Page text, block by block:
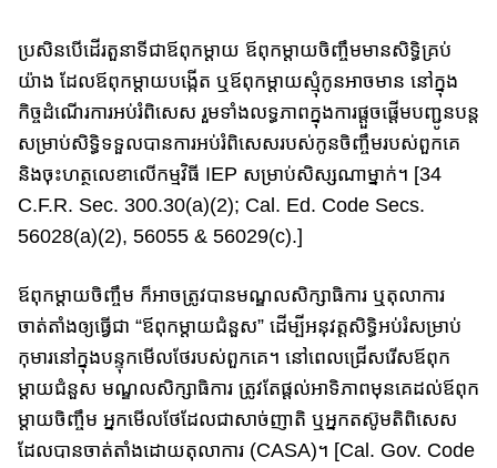
ប្រសិនបើដើរតួនាទីជាឪពុកម្តាយ ឪពុកម្តាយចិញ្ចឹម​មាន​សិទ្ធិ​គ្រប់​
យ៉ាង ​​​ដែល​ឪពុក​​ម្តាយបង្កើត​ ឬ​ឪពុកម្តាយ​ស្មុំកូន​អាច​មាន នៅក្នុង​
កិច្ច​​ដំណើរ​ការ​អប់រំពិសេស រួម​ទាំង​លទ្ធភាព​​ក្នុងការ​ផ្តួចផ្តើមបញ្ជូន​បន្ត​
សម្រាប់​សិទ្ធិទទួលបាន​ការអប់រំពិសេស​​របស់​​កូន​ចិញ្ចឹម​របស់ពួកគេ​
និង​ចុះ​ហត្ថលេខា​​លើកម្មវិធី​ IEP សម្រាប់​សិស្ស​ណា​ម្នាក់។ [34
C.F.R. Sec. 300.30(a)(2); Cal. Ed. Code Secs.
56028(a)(2), 56055 & 56029(c).]
ឪពុកម្តាយ​ចិញ្ចឹម ក៏​អាច​​ត្រូវ​បានមណ្ឌ​លសិក្សា​ធិការ ​ឬ​តុលាការ​ ​
ចាត់តាំង​​​ឲ្យធ្វើជា​ “ឪពុកម្តាយ​ជំនួស​” ដើម្បី​អនុវត្ត​សិទ្ធិ​អប់រំ​សម្រាប់​
កុមារនៅក្នុង​បន្ទុក​មើលថែរបស់​ពួកគេ​។ នៅពេល​ជ្រើសរើស​ឪពុក
ម្តាយ​ជំនួស​ មណ្ឌលសិក្សាធិការ ​ត្រូវ​តែ​ផ្តល់​អាទិភាព​​មុនគេ​ដល់​ឪពុក
ម្តាយ​ចិញ្ចឹម​ អ្នកមើលថែ​ដែលជាសាច់ញាតិ​ ឬ​​អ្នក​តស៊ូ​មតិ​​ពិសេស​
ដែលបានចាត់តាំង​ដោយតុលាការ​ (CASA)។ [Cal. Gov. Code